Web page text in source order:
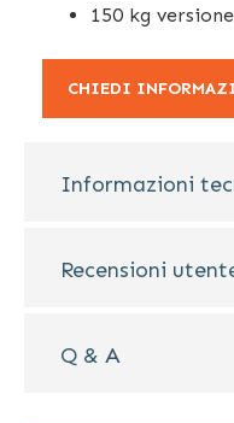
150 kg
CHIEDI
Informazioni
Recensioni
Q & A